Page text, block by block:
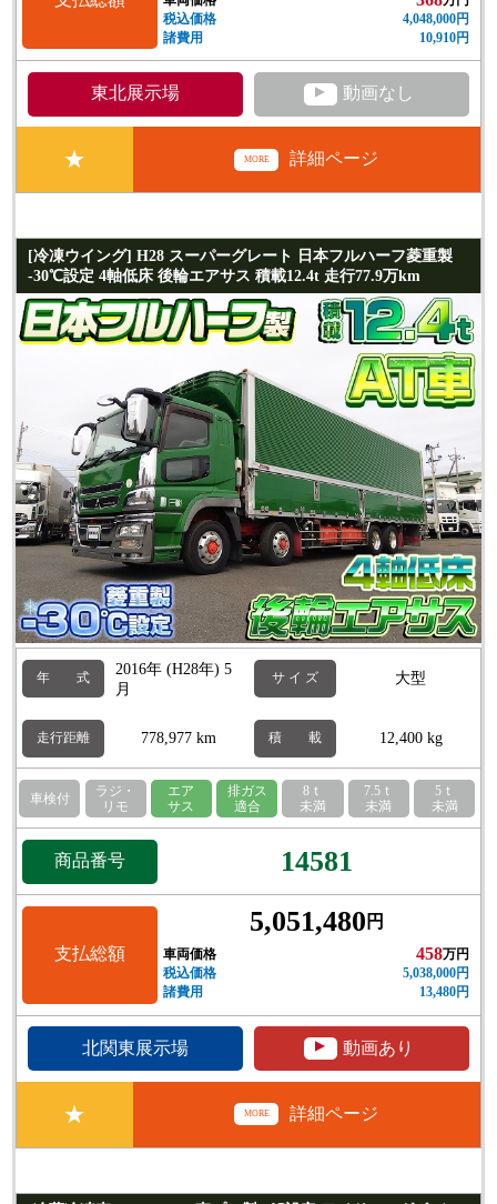
税込価格
4,048,000円
諸費用
10,910円
東北展示場 ▲ 動画なし
★ MORE 詳細ページ
[冷凍ウイング] H28 スーパーグレート 日本フルハーフ菱重製
-30℃設定 4軸低床 後輪エアサス 積載12.4t 走行77.9万km
年 式
2016年 (H28年) 5
月
サ イ ズ 大型
走行距離 778,977 km 積 載 12,400 kg
車検付
ラジ・
リモ
エア
サス
排ガス
適合
8ｔ
未満
7.5ｔ
未満
5ｔ
未満
商品番号 14581
支払総額
5,051,480 円
車両価格 458万円
税込価格
5,038,000円
諸費用
13,480円
北関東展示場 ▲ 動画あり
★ MORE 詳細ページ